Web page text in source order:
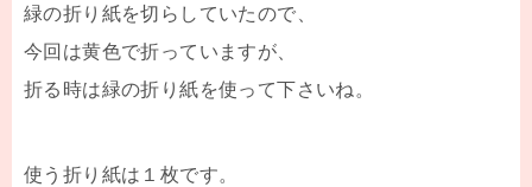
緑の折り紙を切らしていたので、
今回は黄色で折っていますが、
折る時は緑の折り紙を使って下さいね。
使う折り紙は１枚です。